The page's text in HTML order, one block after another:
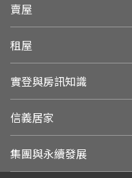
賣屋
租屋
實登與房訊知識
信義居家
集團與永續發展